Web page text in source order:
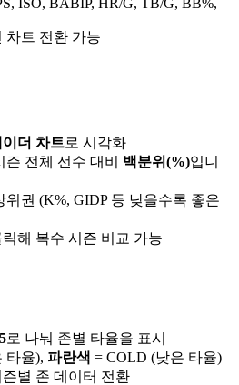
ISO, BABIP, HR/G, TB/G, BB%,
차트 전환 가능
이더 차트로 시각화
전체 선수 대비 백분위(%)입니
위권 (K%, GIDP 등 낮을수록 좋은
해 복수 시즌 비교 가능
로 나눠 존별 타율을 표시
타율), 파란색 = COLD (낮은 타율)
별 존 데이터 전환